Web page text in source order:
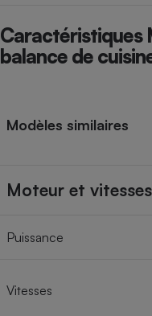
Caractéristiques
balance de
Modèles similaires
Moteur et vitesses
Puissance
Vitesses